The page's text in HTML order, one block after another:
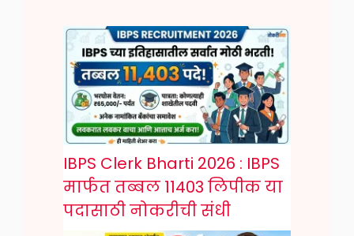
IBPS Clerk Bharti 2026 : IBPS
मार्फत तब्बल 11403 लिपीक या
पदासाठी नोकरीची संधी